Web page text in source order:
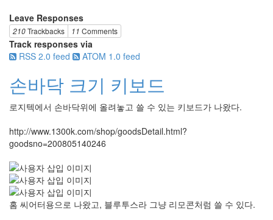
Leave Responses
210Trackbacks 11 Comments
Track responses via
RSS 2.0 feed
ATOM 1.0 feed
손바닥 크기 키보드
로지텍에서 손바닥위에 올려놓고 쓸 수 있는 키보드가 나왔다.
http://www.1300k.com/shop/goodsDetail.html?
goodsno=200805140246
홈 씨어터용으로 나왔고, 블루투스라 그냥 리모콘처럼 쓸 수 있다.